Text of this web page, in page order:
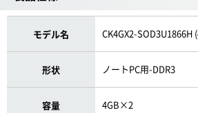
モデル名 CK4GX2-SOD3U1866H
形状 ノートPC用-DDR3
容量 4GB×2